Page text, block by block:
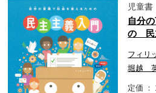
児童書
自分
の 民
フィリ
堀越
定価